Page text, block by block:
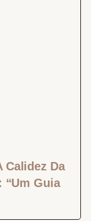
Calidez Da
“Um Guia